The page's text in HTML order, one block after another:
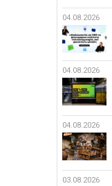
04.08.2026
04.08.2026
04.08.2026
03.08.2026